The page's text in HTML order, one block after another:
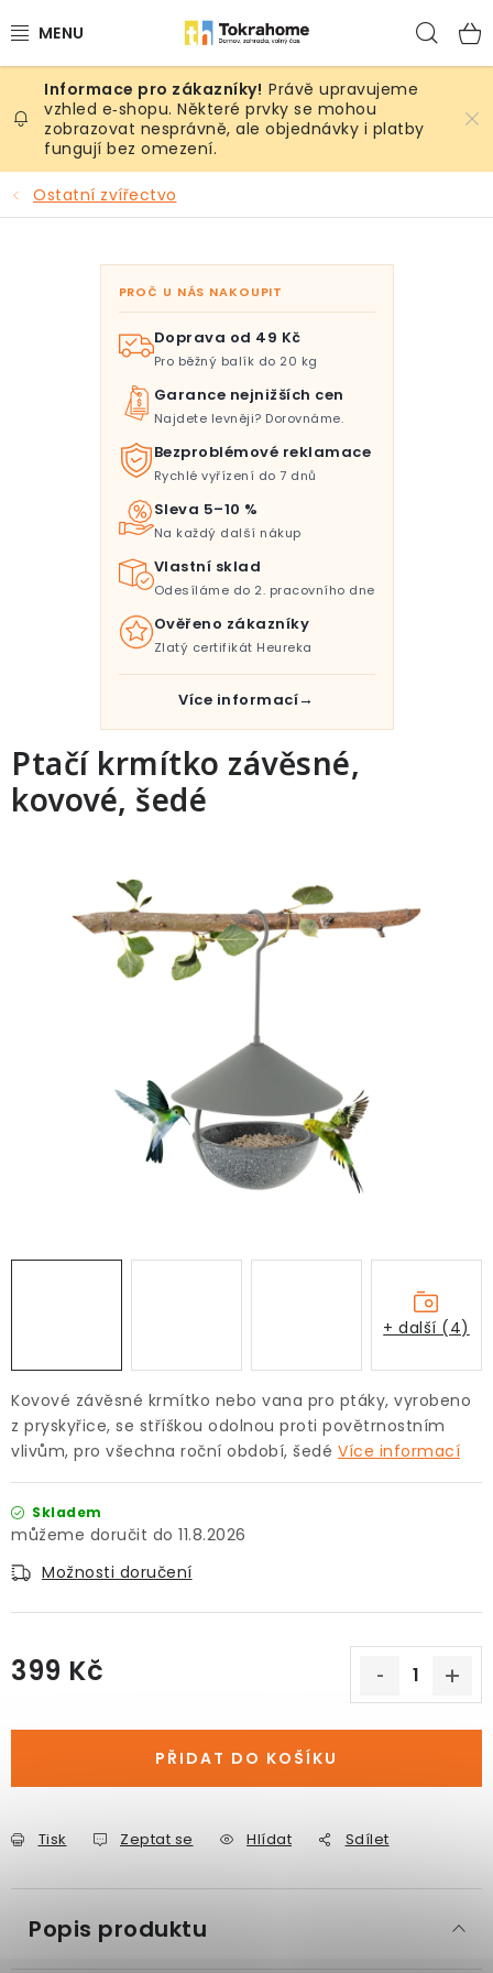
na
Výrobky
Místnosti
Venkovní prostory
Sezóna & Volný čas
Právě upravujeme
vzhled e‑shopu. Některé prvky se mohou
zobrazovat nesprávně, ale objednávky i platby
fungují bez omezení.
Ostatní zvířectvo
Kovové závěsné krmítko nebo vana pro ptáky, vyrobeno
z pryskyřice, se stříškou odolnou proti povětrnostním
vlivům, pro všechna roční období, šedé Více informací
Skladem
11.8.2026
Možnosti doručení
399 Kč
PŘIDAT DO KOŠÍKU
Tisk Zeptat se Hlídat Sdílet
Ptačí krmítko závěsné,
kovové, šedé
+ další (4)
PROČ U NÁS NAKOUPIT
Doprava od 49 Kč
Pro běžný balík do 20 kg
Garance nejnižších cen
Najdete levněji? Dorovnáme.
Bezproblémové reklamace
Rychlé vyřízení do 7 dnů
Sleva 5–10 %
Na každý další nákup
Vlastní sklad
Odesíláme do 2. pracovního dne
Ověřeno zákazníky
Zlatý certifikát Heureka
Více informací
Popis produktu